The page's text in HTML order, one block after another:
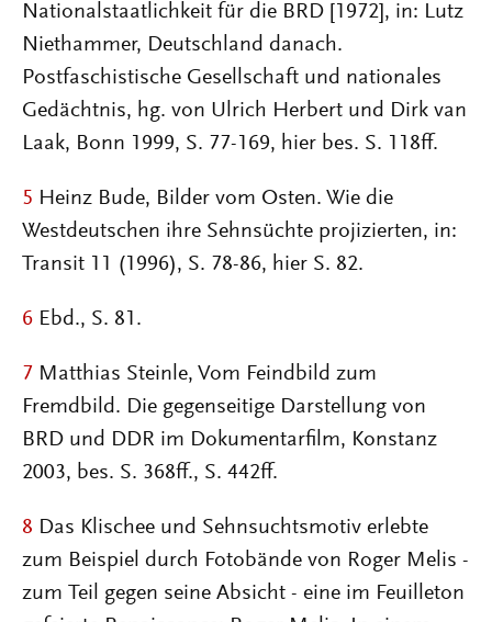
Nationalstaatlichkeit für die BRD [1972], in: Lutz
Niethammer, Deutschland danach.
Postfaschistische Gesellschaft und nationales
Gedächtnis, hg. von Ulrich Herbert und Dirk van
Laak, Bonn 1999, S. 77-169, hier bes. S. 118ff.
5 Heinz Bude, Bilder vom Osten. Wie die
Westdeutschen ihre Sehnsüchte projizierten, in:
Transit 11 (1996), S. 78-86, hier S. 82.
6 Ebd., S. 81.
7 Matthias Steinle, Vom Feindbild zum
Fremdbild. Die gegenseitige Darstellung von
BRD und DDR im Dokumentarfilm, Konstanz
2003, bes. S. 368ff., S. 442ff.
8 Das Klischee und Sehnsuchtsmotiv erlebte
zum Beispiel durch Fotobände von Roger Melis -
zum Teil gegen seine Absicht - eine im Feuilleton